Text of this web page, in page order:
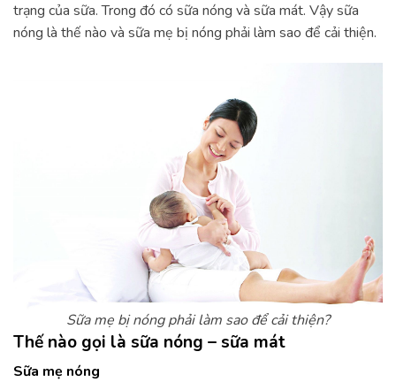
trạng của sữa. Trong đó có sữa nóng và sữa mát. Vậy sữa
nóng là thế nào và sữa mẹ bị nóng phải làm sao để cải thiện.
Sữa mẹ bị nóng phải làm sao để cải thiện?
Thế nào gọi là sữa nóng – sữa mát
Sữa mẹ nóng